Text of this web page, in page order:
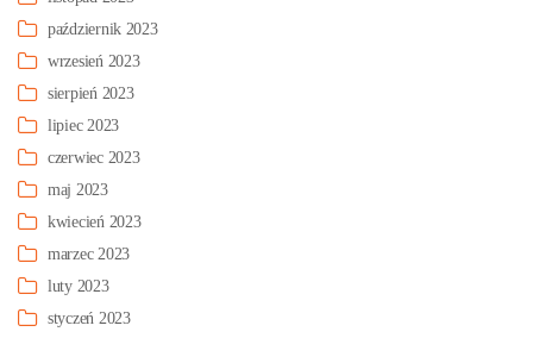
październik 2023
wrzesień 2023
sierpień 2023
lipiec 2023
czerwiec 2023
maj 2023
kwiecień 2023
marzec 2023
luty 2023
styczeń 2023